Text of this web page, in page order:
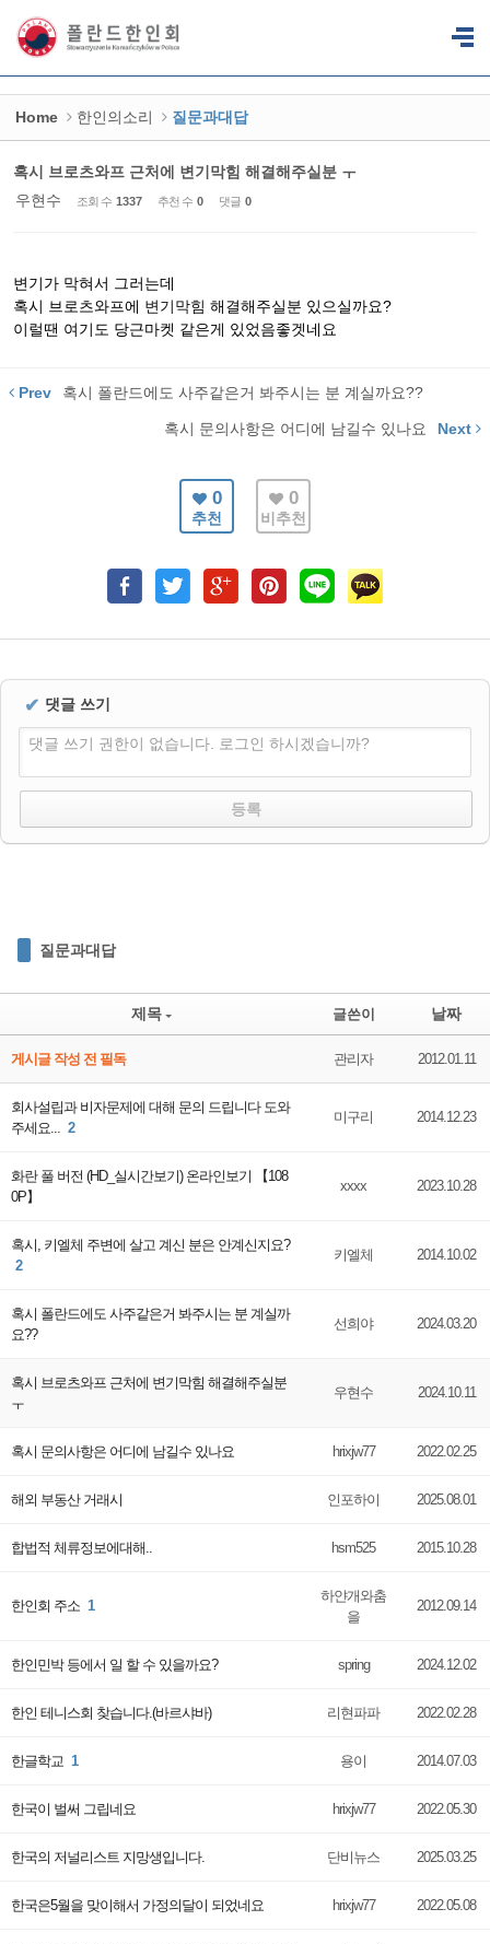
Home 한인의소리 질문과대답
혹시 브로츠와프 근처에 변기막힘 해결해주실분 ㅜ
우현수
조회 수 1337 추천 수 0 댓글 0
변기가 막혀서 그러는데
혹시 브로츠와프에 변기막힘 해결해주실분 있으실까요?
이럴땐 여기도 당근마켓 같은게 있었음좋겟네요
Prev 혹시 폴란드에도 사주같은거 봐주시는 분 계실까요??
혹시 문의사항은 어디에 남길수 있나요 Next
0
추천
0
비추천
✔ 댓글 쓰기
댓글 쓰기 권한이 없습니다. 로그인 하시겠습니까?
질문과대답
제목 글쓴이 날짜
게시글 작성 전 필독 관리자 2012.01.11
회사설립과 비자문제에 대해 문의 드립니다 도와
주세요... 2
미구리 2014.12.23
화란 풀 버전 (HD_실시간보기) 온라인보기 【108
0P】
xxxx 2023.10.28
혹시, 키엘체 주변에 살고 계신 분은 안계신지요?
2
키엘체 2014.10.02
혹시 폴란드에도 사주같은거 봐주시는 분 계실까
요??
선희야 2024.03.20
혹시 브로츠와프 근처에 변기막힘 해결해주실분
ㅜ
우현수 2024.10.11
혹시 문의사항은 어디에 남길수 있나요 hrixjw77 2022.02.25
해외 부동산 거래시 인포하이 2025.08.01
합법적 체류정보에대해.. hsm525 2015.10.28
한인회 주소 1
하얀개와춤
을
2012.09.14
한인민박 등에서 일 할 수 있을까요? spring 2024.12.02
한인 테니스회 찾습니다.(바르샤바) 리현파파 2022.02.28
한글학교 1 용이 2014.07.03
한국이 벌써 그립네요 hrixjw77 2022.05.30
한국의 저널리스트 지망생입니다. 단비뉴스 2025.03.25
한국은5월을 맞이해서 가정의달이 되었네요 hrixjw77 2022.05.08